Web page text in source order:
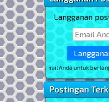
Langganan
* masukkan email Anda untuk
Postingan